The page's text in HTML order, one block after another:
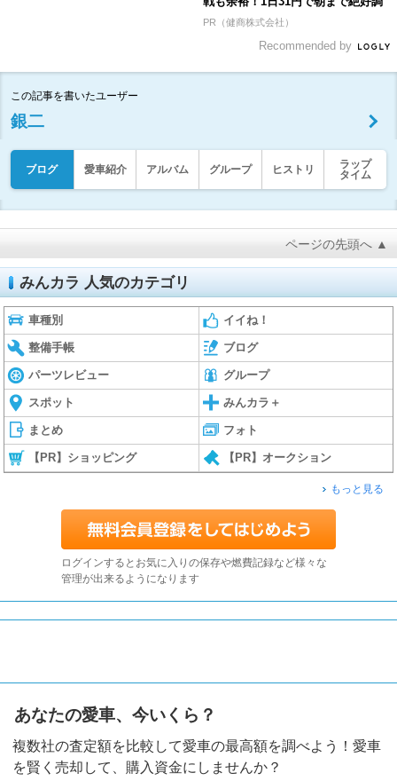
PR（健商株式会社）
Recommended by
この記事を書いたユーザー
銀二
ブログ 愛車紹介 アルバム グループ ヒストリ
ラップ
タイム
ページの先頭へ ▲
みんカラ 人気のカテゴリ
車種別 イイね！
整備手帳 ブログ
パーツレビュー グループ
スポット みんカラ＋
まとめ フォト
【PR】ショッピング 【PR】オークション
もっと見る
ログインするとお気に入りの保存や燃費記録など様々な
管理が出来るようになります
あなたの愛車、今いくら？
複数社の査定額を比較して愛車の最高額を調べよう！愛車
を賢く売却して、購入資金にしませんか？